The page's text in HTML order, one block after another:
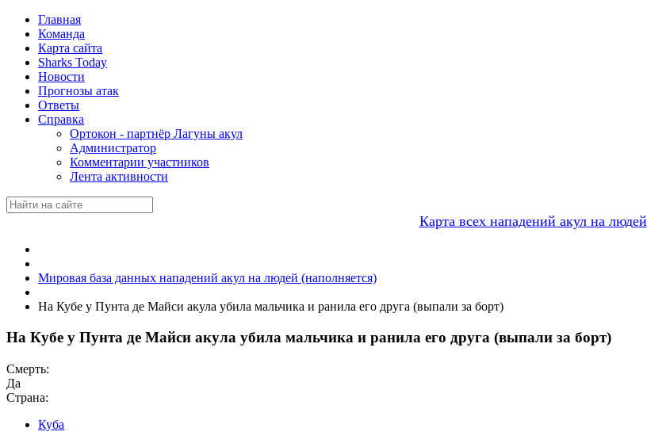
Главная
Команда
Карта сайта
Sharks Today
Новости
Прогнозы атак
Ответы
Справка
Ортокон - партнёр Лагуны акул
Администратор
Комментарии участников
Лента активности
Карта всех нападений акул на людей
Мировая база данных нападений акул на людей (наполняется)
На Кубе у Пунта де Майси акула убила мальчика и ранила его друга (выпали за борт)
На Кубе у Пунта де Майси акула убила мальчика и ранила его друга (выпали за борт)
Смерть:
Да
Страна:
Куба